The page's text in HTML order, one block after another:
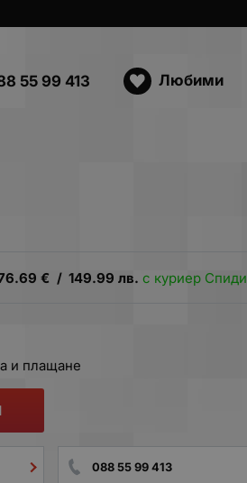
55 99 413 Любими
€ / 149.99 лв. с куриер Спиди
и плащане
088 55 99 413